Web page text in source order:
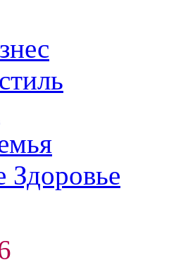
Здоровье